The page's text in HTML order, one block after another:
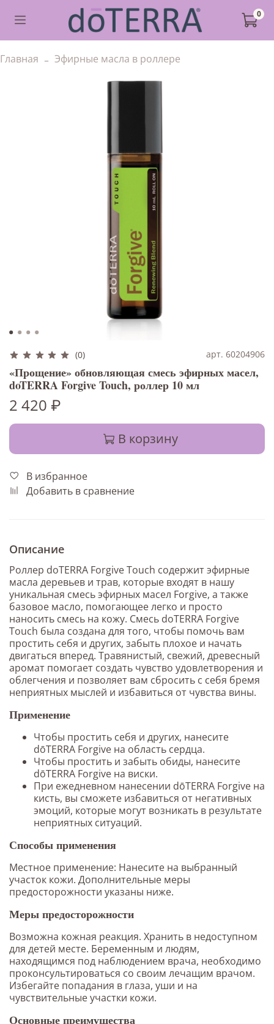
0
Главная Эфирные масла в роллере
(0) арт. 60204906
«Прощение» обновляющая смесь эфирных масел,
doTERRA Forgive Touch, роллер 10 мл
2 420 ₽
В корзину
В избранное
Добавить в сравнение
Описание
Роллер doTERRA Forgive Touch содержит эфирные
масла деревьев и трав, которые входят в нашу
уникальная смесь эфирных масел Forgive, а также
базовое масло, помогающее легко и просто
наносить смесь на кожу. Смесь doTERRA Forgive
Touch была создана для того, чтобы помочь вам
простить себя и других, забыть плохое и начать
двигаться вперед. Травянистый, свежий, древесный
аромат помогает создать чувство удовлетворения и
облегчения и позволяет вам сбросить с себя бремя
неприятных мыслей и избавиться от чувства вины.
Применение
Чтобы простить себя и других, нанесите
dōTERRA Forgive на область сердца.
Чтобы простить и забыть обиды, нанесите
dōTERRA Forgive на виски.
При ежедневном нанесении dōTERRA Forgive на
кисть, вы сможете избавиться от негативных
эмоций, которые могут возникать в результате
неприятных ситуаций.
Способы применения
Местное применение: Нанесите на выбранный
участок кожи. Дополнительные меры
предосторожности указаны ниже.
Меры предосторожности
Возможна кожная реакция. Хранить в недоступном
для детей месте. Беременным и людям,
находящимся под наблюдением врача, необходимо
проконсультироваться со своим лечащим врачом.
Избегайте попадания в глаза, уши и на
чувствительные участки кожи.
Основные преимущества